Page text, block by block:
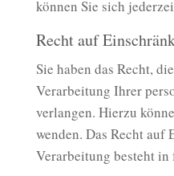
können Sie sich
Recht auf
Sie haben das Recht,
Verarbeitung Ihrer
verlangen. Hierzu
wenden. Das Recht auf
Verarbeitung besteht in